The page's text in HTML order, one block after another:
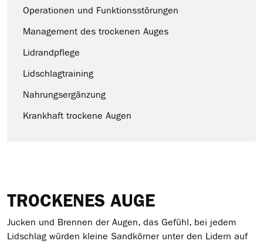
Operationen und Funktionsstörungen
Management des trockenen Auges
Lidrandpflege
Lidschlagtraining
Nahrungsergänzung
Krankhaft trockene Augen
TROCKENES AUGE
Jucken und Brennen der Augen, das Gefühl, bei jedem
Lidschlag würden kleine Sandkörner unter den Lidern auf